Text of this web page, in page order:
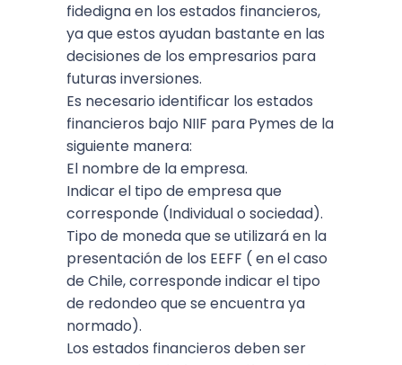
fidedigna en los estados financieros,
ya que estos ayudan bastante en las
decisiones de los empresarios para
futuras inversiones.
Es necesario identificar los estados
financieros bajo NIIF para Pymes de la
siguiente manera:
El nombre de la empresa.
Indicar el tipo de empresa que
corresponde (Individual o sociedad).
Tipo de moneda que se utilizará en la
presentación de los EEFF ( en el caso
de Chile, corresponde indicar el tipo
de redondeo que se encuentra ya
normado).
Los estados financieros deben ser